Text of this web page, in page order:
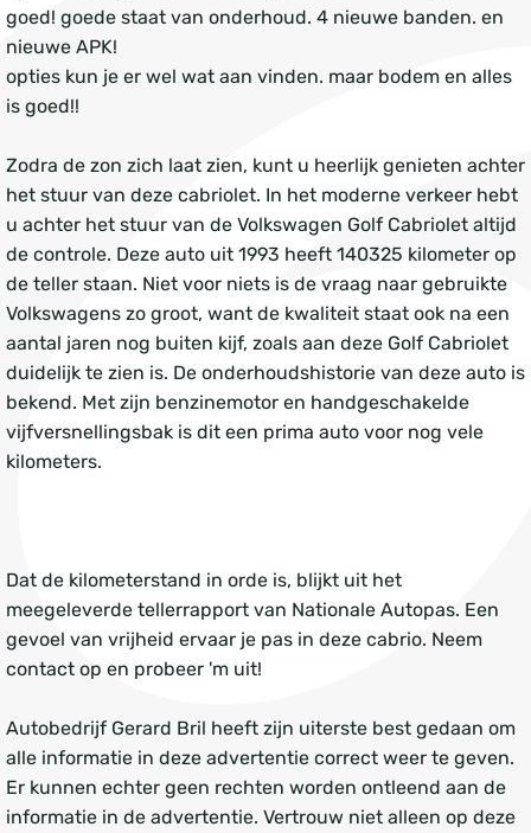
goed! goede staat van onderhoud. 4 nieuwe banden. en
nieuwe APK!
opties kun je er wel wat aan vinden. maar bodem en alles
is goed!!
Zodra de zon zich laat zien, kunt u heerlijk genieten achter
het stuur van deze cabriolet. In het moderne verkeer hebt
u achter het stuur van de Volkswagen Golf Cabriolet altijd
de controle. Deze auto uit 1993 heeft 140325 kilometer op
de teller staan. Niet voor niets is de vraag naar gebruikte
Volkswagens zo groot, want de kwaliteit staat ook na een
aantal jaren nog buiten kijf, zoals aan deze Golf Cabriolet
duidelijk te zien is. De onderhoudshistorie van deze auto is
bekend. Met zijn benzinemotor en handgeschakelde
vijfversnellingsbak is dit een prima auto voor nog vele
kilometers.
Dat de kilometerstand in orde is, blijkt uit het
meegeleverde tellerrapport van Nationale Autopas. Een
gevoel van vrijheid ervaar je pas in deze cabrio. Neem
contact op en probeer 'm uit!
Autobedrijf Gerard Bril heeft zijn uiterste best gedaan om
alle informatie in deze advertentie correct weer te geven.
Er kunnen echter geen rechten worden ontleend aan de
informatie in de advertentie. Vertrouw niet alleen op deze